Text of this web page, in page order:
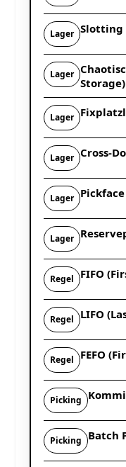
Lager Slotting
Lager
Storage)
Lager
Lager Cross-
Lager Pickface
Lager
Regel FIFO
Regel LIFO
Regel FEFO
Picking
Picking Batch